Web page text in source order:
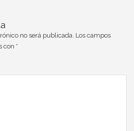
no será publicada. Los campos
con *